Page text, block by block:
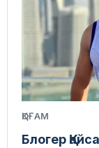
ҚОҒАМ
Блогер